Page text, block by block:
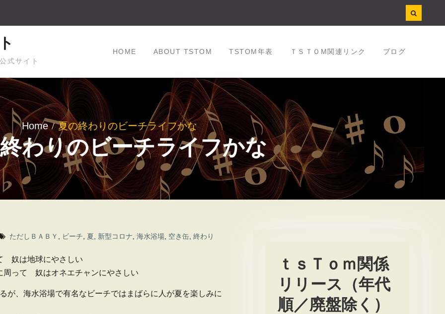
式サイト
HOME ABOUT TSTOM TSTOM年表 ＴＳＴＯM関連リンク ブログ
Home 夏の終わりのビーチライフかな
わりのビーチライフかな
ただしＢＡＢＹ ビーチ 夏 新型コロナ 海水浴場 空き缶 終わり
奴は地球にやさしい
って 奴はオネエチャンにやさしい
が、海水浴場で有名なビーチではまばらに人が夏を楽しみに
ｔｓＴｏｍ関係
リリース（年代
順／廃盤除く）